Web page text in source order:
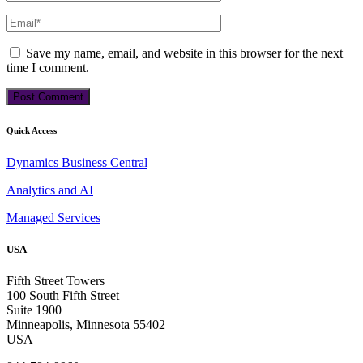
Save my name, email, and website in this browser for the next
time I comment.
Quick Access
Dynamics Business Central
Analytics and AI
Managed Services
USA
Fifth Street Towers
100 South Fifth Street
Suite 1900
Minneapolis, Minnesota 55402
USA